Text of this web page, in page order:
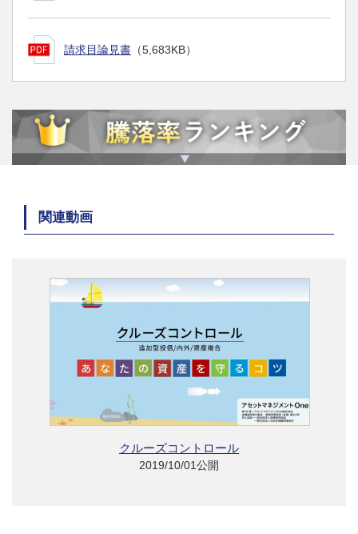
請求目論見書 （5,683KB）
関連動画
クルーズコントロール
2019/10/01公開